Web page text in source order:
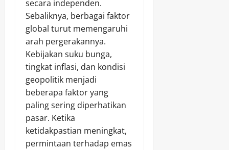
secara independen.
Sebaliknya, berbagai faktor
global turut memengaruhi
arah pergerakannya.
Kebijakan suku bunga,
tingkat inflasi, dan kondisi
geopolitik menjadi
beberapa faktor yang
paling sering diperhatikan
pasar. Ketika
ketidakpastian meningkat,
permintaan terhadap emas